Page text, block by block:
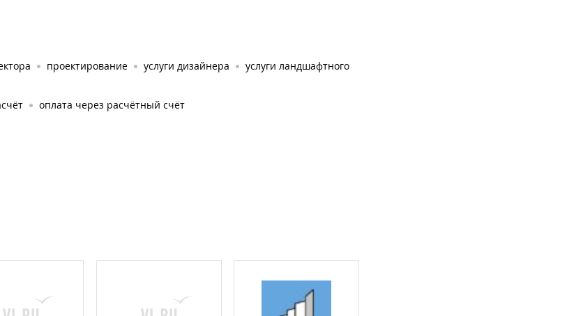
проектирование услуги дизайнера
услуги ландшафтного
оплата через расчётный счёт